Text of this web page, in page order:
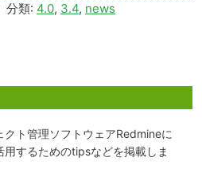
分類: 4.0, 3.4, news
ト管理ソフトウェアRedmineに
するためのtipsなどを掲載しま